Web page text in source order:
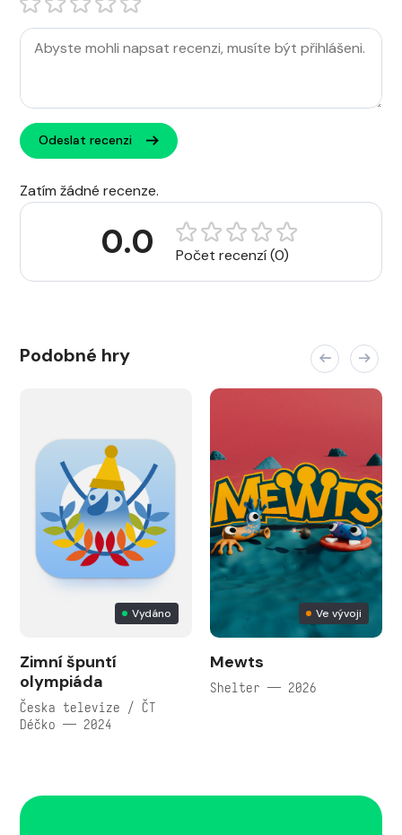
Odeslat recenzi
Zatím žádné recenze.
0.0 Počet recenzí (0)
Podobné hry
Vydáno
Zimní špuntí
olympiáda
Česka televize / ČT
Déčko — 2024
Ve vývoji
Mewts
Shelter — 2026